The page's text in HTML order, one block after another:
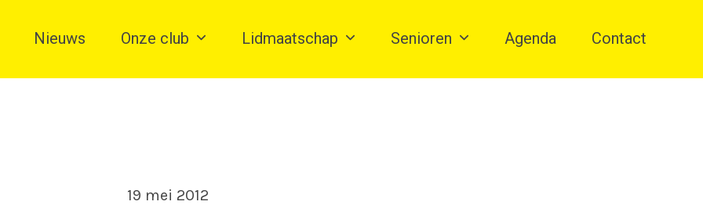
Nieuws Onze club Lidmaatschap Senioren Agenda Contact
19 mei 2012